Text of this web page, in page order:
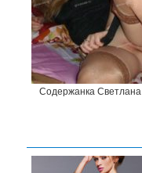
Содержанка Светлана